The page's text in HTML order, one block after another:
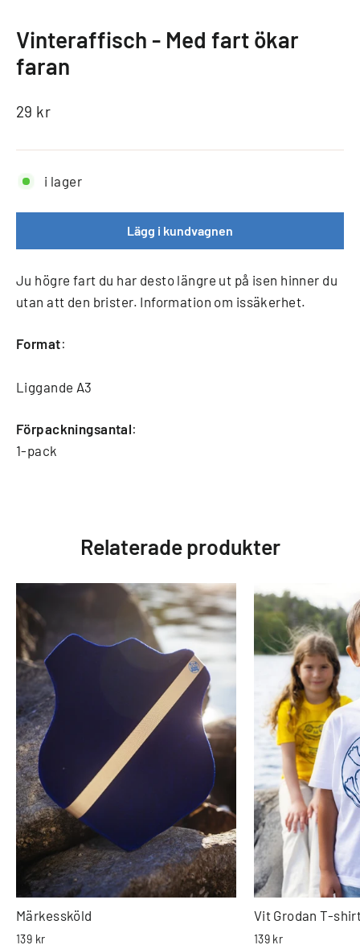
Vinteraffisch - Med fart ökar
faran
29 kr
i lager
Lägg i kundvagnen
Ju högre fart du har desto längre ut på isen hinner du
utan att den brister. Information om issäkerhet.
Format:
Liggande A3
Förpackningsantal:
1-pack
Relaterade produkter
Märkessköld
139 kr
Vit Grodan T-
139 kr